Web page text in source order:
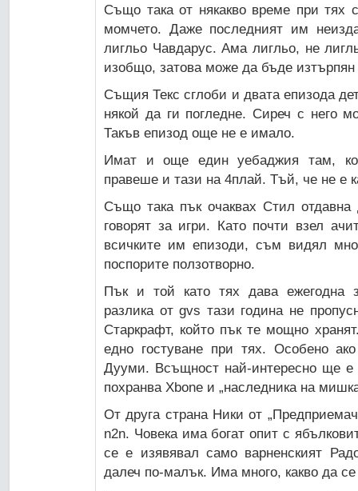
Също така от някакво време при тях
момчето. Даже последният им
лигльо Чавдарус. Ама лигльо, не
изобщо, затова може да бъде изтърпян
Същия Текс сглоби и двата епизода
някой да ги погледне. Сиреч с него
Такъв епизод още не е имало.
Имат и още един уебаджия там,
правеше и тази на 4плай. Тъй, че не е
Също така пък очаквах Стил
говорят за игри. Като почти взел
всичките им епизоди, съм видял
поспорите ползотворно.
Пък и той като тях дава ежегодна
разлика от gvs тази година не
Старкрафт, който пък те мощно
едно гостуване при тях. Особено
Дууми. Всъщност най-интересно ще
похранва Xbone и „наследника на
От друга страна Ники от
n2n. Човека има богат опит с
се е изявявал само варненският
далеч по-малък. Има много, какво да